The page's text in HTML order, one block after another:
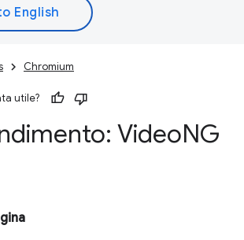
Chromium
utile?
VideoNG